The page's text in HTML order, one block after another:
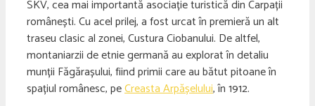
SKV, cea mai importantă asociație turistică din Carpații
românești. Cu acel prilej, a fost urcat în premieră un alt
traseu clasic al zonei, Custura Ciobanului. De altfel,
montaniarzii de etnie germană au explorat în detaliu
munții Făgărașului, fiind primii care au bătut pitoane în
spațiul românesc, peCreasta Arpășelului, în 1912.